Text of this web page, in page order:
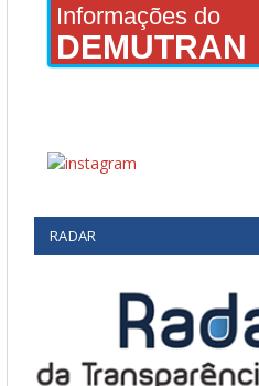
Informações do
DEMUTRAN
RADAR